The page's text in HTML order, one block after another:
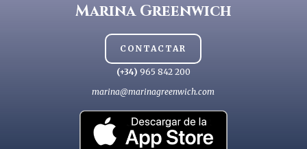
Marina Greenwich
CONTACTAR
(+34) 965 842 200
marina@marinagreenwich.com